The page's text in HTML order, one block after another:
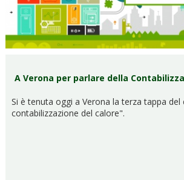
A Verona per parlare della
Si è tenuta oggi a Verona la terza tappa del
contabilizzazione del calore".